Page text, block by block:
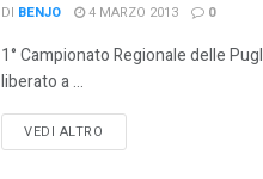
DI BENJO 4 MARZO 2013 0
1° Campionato Regionale delle
liberato a ...
VEDI ALTRO